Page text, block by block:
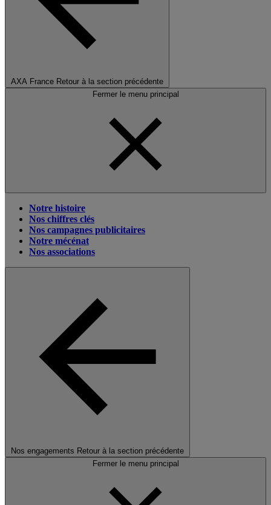
AXA France Retour à la section précédente
Fermer le menu principal
Notre histoire
Nos chiffres clés
Nos campagnes publicitaires
Notre mécénat
Nos associations
Nos engagements Retour à la section précédente
Fermer le menu principal